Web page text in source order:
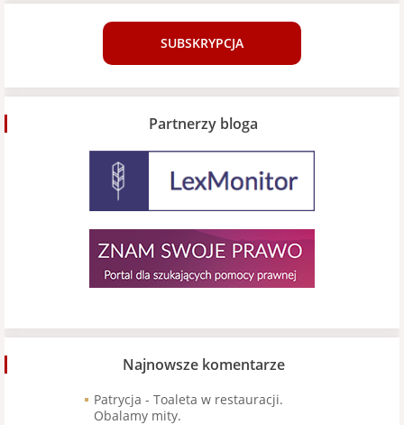
SUBSKRYPCJA
Partnerzy bloga
Najnowsze komentarze
Patrycja - Toaleta w restauracji.
Obalamy mity.